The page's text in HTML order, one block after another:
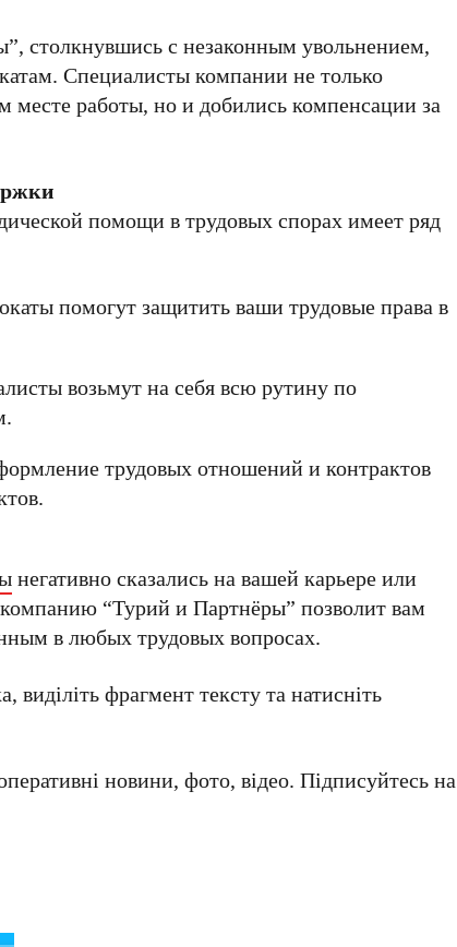
столкнувшись с незаконным увольнением,
Специалисты компании не только
месте работы, но и добились компенсации за
помощи в трудовых спорах имеет ряд
помогут защитить ваши трудовые права в
возьмут на себя всю рутину по
трудовых отношений и контрактов
негативно сказались на вашей карьере или
“Турий и Партнёры” позволит вам
в любых трудовых вопросах.
фрагмент тексту та натисніть
новини, фото, відео. Підписуйтесь на